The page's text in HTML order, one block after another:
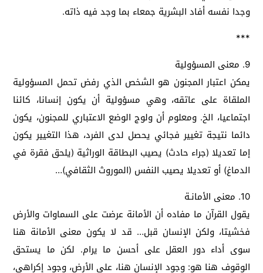
وجدا نفسه أفاد البشرية جمعاء بما وجد فيه ذاته.
***
9. معنى المسؤولية
يمكن اعتبار المجنون هو الشخص الذي رفض تحمل المسؤولية
الملقاة على عاتقه، وهي مسؤولية أن يكون إنسانا، كائنا
اجتماعيا، الخ. ومعلوم أن ولوج الوضع الاعتباري للمجنون، يكون
دائما نتيجة تغيير فجائي يحصل لدى الفرد، هذا التغيير يكون
إما تعديلا (جراء حادث) يصيب البطاقة الوراثية (يلحق فقرة في
الدماغ) أو تعديلا يصيب النفس (الموروث الثقافي)…
10. معنى الأمانـة
يقول القرآن ما مفاده أن الأمانة عرضت على السماوات والأرض
فخشيتا، ولكن الإنسان قبل… قد لا يكون معنى الأمانة هنا
سوى أداء دور العقل على أحسن ما يرام. لكن ما يستحق
الوقوف هنا هو: وجود الإنسان هنا، على الأرض، وجود إكراهي،